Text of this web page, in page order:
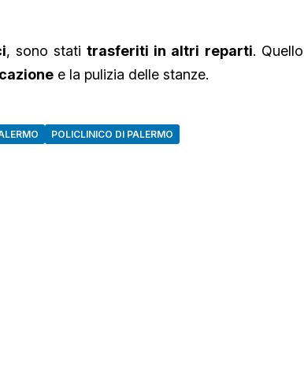
, sono statitrasferiti in altri reparti. Quello
e la pulizia delle stanze.
POLICLINICO DI PALERMO